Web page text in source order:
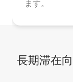
ます。
長期滞在